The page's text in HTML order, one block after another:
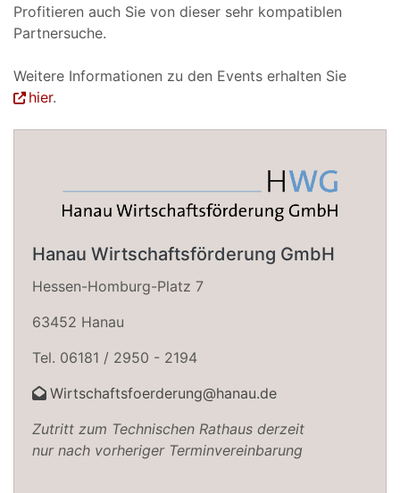
Profitieren auch Sie von dieser sehr kompatiblen
Partnersuche.
Weitere Informationen zu den Events erhalten Sie
hier.
Hanau Wirtschaftsförderung GmbH
Hessen-Homburg-Platz 7
63452 Hanau
Tel. 06181 / 2950 - 2194
Wirtschaftsfoerderung@hanau.de
Zutritt zum Technischen Rathaus derzeit
nur nach vorheriger Terminvereinbarung